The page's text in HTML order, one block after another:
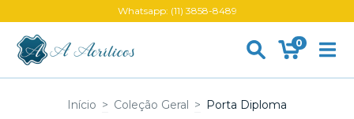
Whatsapp: (11) 3858-8489
0
Início > Coleção Geral > Porta Diploma